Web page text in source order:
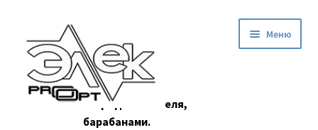
навигации
содержимому
Оптовая продажа кабеля,
барабанами.
Меню